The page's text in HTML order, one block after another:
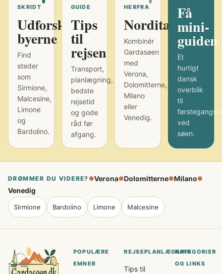
SKRIDT
Udforsk
byerne
Find
steder
som
Sirmione,
Malcesine,
Limone
og
Bardolino.
GUIDE
Tips
til
rejsen
Transport,
planlægning,
bedste
rejsetid
og gode
råd før
afgang.
HERFRA
Norditalien
Kombinér
Gardasøen
med
Verona,
Dolomitterne,
Milano
eller
Venedig.
Få
mini-
guiden
Et
hurtigt
dansk
overblik
til
ved
søen.
DRØMMER DU VIDERE? ●Verona●Dolomitterne●Milano●
Venedig
Sirmione Bardolino Limone Malcesine
POPULÆRE
EMNER
REJSEPLANLÆGNING
Tips til
KATEGORIER
OG LINKS